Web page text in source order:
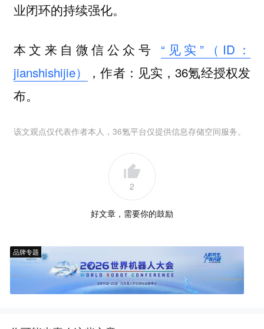
业闭环的持续强化。
本文来自微信公众号 “见实”（ID：
jianshishijie）
，作者：见实，36氪经授权发
布。
该文观点仅代表作者本人，36氪平台仅提供信息存储空间服务。
2
好文章，需要你的鼓励
品牌专题